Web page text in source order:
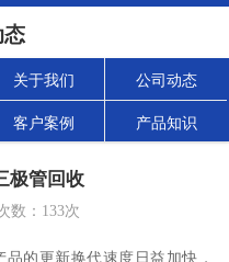
态
关于我们 公司动态
客户案例 产品知识
极管回收
数： 133次
的更新换代速度日益加快，